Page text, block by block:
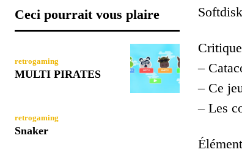
Ceci pourrait vous plaire
retrogaming
MULTI PIRATES
retrogaming
Snaker
–
– Ce
– Les